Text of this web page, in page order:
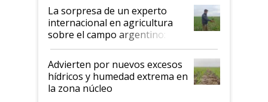
La sorpresa de un experto
internacional en agricultura
sobre el campo argentino:
"Estoy muy impresionado"
Advierten por nuevos excesos
hídricos y humedad extrema en
la zona núcleo